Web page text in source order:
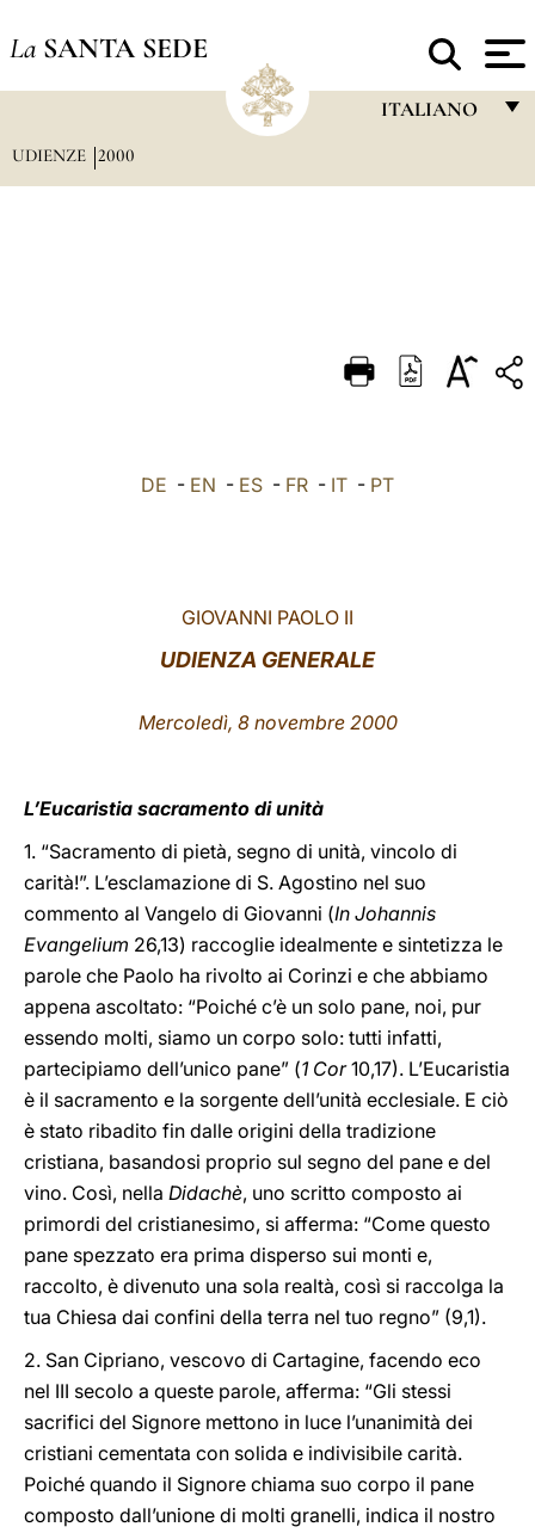
La SANTA SEDE
ITALIANO
DEUTSCH
العربيّة
UDIENZE 2000
DE - EN - ES - FR - IT - PT
GIOVANNI PAOLO II
UDIENZA GENERALE
Mercoledì, 8 novembre 2000
L’Eucaristia sacramento di unità
1. “Sacramento di pietà, segno di unità, vincolo di
carità!”. L’esclamazione di S. Agostino nel suo
commento al Vangelo di Giovanni (In Johannis
Evangelium 26,13) raccoglie idealmente e sintetizza le
parole che Paolo ha rivolto ai Corinzi e che abbiamo
appena ascoltato: “Poiché c’è un solo pane, noi, pur
essendo molti, siamo un corpo solo: tutti infatti,
partecipiamo dell’unico pane” (1 Cor10,17). L’Eucaristia
è il sacramento e la sorgente dell’unità ecclesiale. E ciò
è stato ribadito fin dalle origini della tradizione
cristiana, basandosi proprio sul segno del pane e del
vino. Così, nella Didachè, uno scritto composto ai
primordi del cristianesimo, si afferma: “Come questo
pane spezzato era prima disperso sui monti e,
raccolto, è divenuto una sola realtà, così si raccolga la
tua Chiesa dai confini della terra nel tuo regno” (9,1).
2. San Cipriano, vescovo di Cartagine, facendo eco
nel III secolo a queste parole, afferma: “Gli stessi
sacrifici del Signore mettono in luce l’unanimità dei
cristiani cementata con solida e indivisibile carità.
Poiché quando il Signore chiama suo corpo il pane
composto dall’unione di molti granelli, indica il nostro